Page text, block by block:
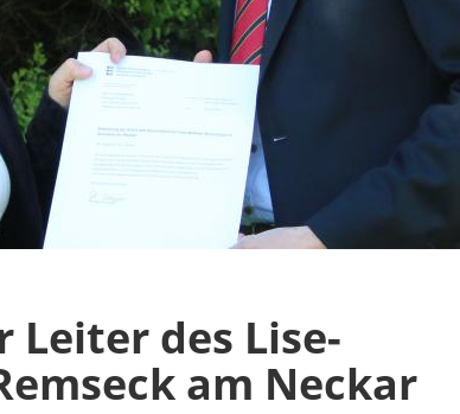
Leiter des Lise-
am Neckar